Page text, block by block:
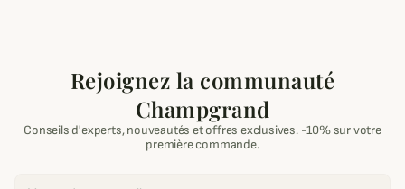
Rejoignez la communauté
Champgrand
Conseils d'experts, nouveautés et offres exclusives. -10% sur votre
première commande.